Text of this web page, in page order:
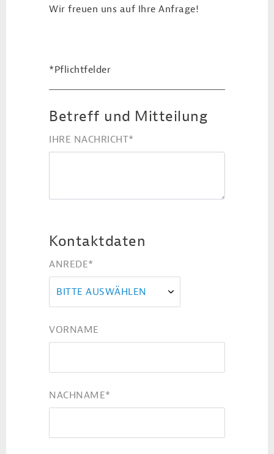
Wir freuen uns auf Ihre Anfrage!
*Pflichtfelder
Betreff und Mitteilung
IHRE NACHRICHT*
Kontaktdaten
ANREDE*
BITTE AUSWÄHLEN
VORNAME
NACHNAME*